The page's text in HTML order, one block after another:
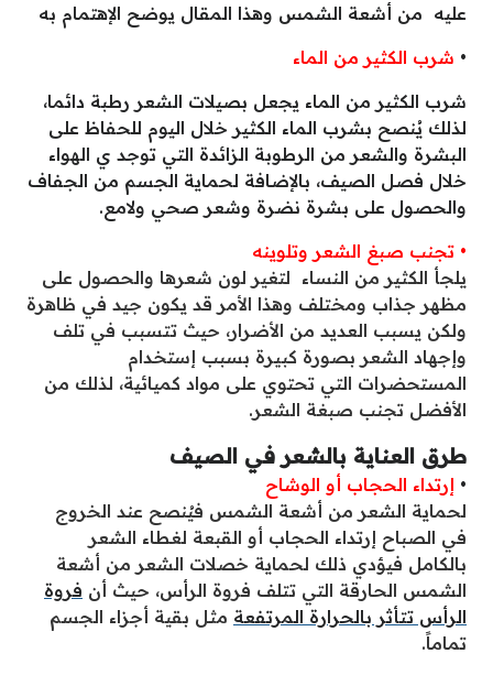
عليه من أشعة الشمس وهذا المقال يوضح الإهتمام به
• شرب الكثير من الماء
شرب الكثير من الماء يجعل بصيلات الشعر رطبة دائما،
لذلك يُنصح بشرب الماء الكثير خلال اليوم للحفاظ على
البشرة والشعر من الرطوبة الزائدة التي توجد ي الهواء
خلال فصل الصيف، بالإضافة لحماية الجسم من الجفاف
والحصول على بشرة نضرة وشعر صحي ولامع.
• تجنب صبغ الشعر وتلوينه
يلجأ الكثير من النساء لتغير لون شعرها والحصول على
مظهر جذاب ومختلف وهذا الأمر قد يكون جيد في ظاهرة
ولكن يسبب العديد من الأضرار، حيث تتسبب في تلف
وإجهاد الشعر بصورة كبيرة بسبب إستخدام
المستحضرات التي تحتوي على مواد كميائية، لذلك من
الأفضل تجنب صبغة الشعر.
طرق العناية بالشعر في الصيف
• إرتداء الحجاب أو الوشاح
لحماية الشعر من أشعة الشمس فيُنصح عند الخروج
في الصباح إرتداء الحجاب أو القبعة لغطاء الشعر
بالكامل فيؤدي ذلك لحماية خصلات الشعر من أشعة
الشمس الحارقة التي تتلف فروة الرأس، حيث أن فروة
الرأس تتأثر بالحرارة المرتفعة مثل بقية أجزاء الجسم
تماماً.